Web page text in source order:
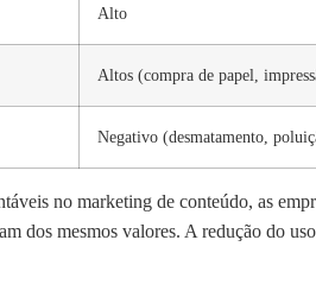
Alto
Altos (compra de papel,
Negativo (desmatamento,
no marketing de conteúdo, as
dos mesmos valores. A redução do